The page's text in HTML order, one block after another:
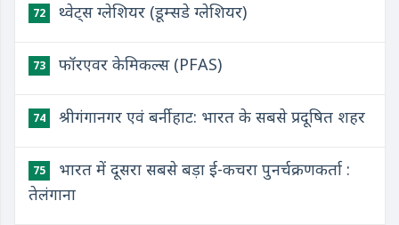
72 थ्वेट्स ग्लेशियर (डूम्सडे ग्लेशियर)
73 फॉरएवर केमिकल्स (PFAS)
74 श्रीगंगानगर एवं बर्नीहाट: भारत के सबसे प्रदूषित शहर
75
भारत में दूसरा सबसे बड़ा ई-कचरा पुनर्चक्रणकर्ता :
तेलंगाना